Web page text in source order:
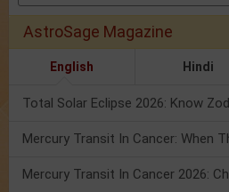
AstroSage Magazine
English Hindi
Total Solar Eclipse 2026: Know